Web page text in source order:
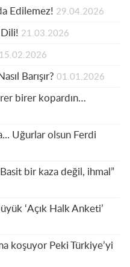
Edilemez! 29.04.2026
Dili! 21.03.2026
15.02.2026
Barışır? 01.01.2026
birer kopardın…
Uğurlar olsun Ferdi
bir kaza değil, ihmal”
‘Açık Halk Anketi’
koşuyor Peki Türkiye’yi